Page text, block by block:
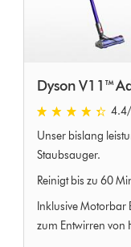
Dyson V11™
4.4 stars out of 54.4
Unser bislang
Staubsauger.
Reinigt bis zu 60
Inklusive Motorbar
zum Entwirren von